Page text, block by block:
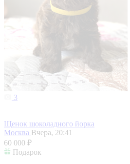
3
Щенок шоколадного йорка
Москва Вчера, 20:41
60 000 ₽
Подарок